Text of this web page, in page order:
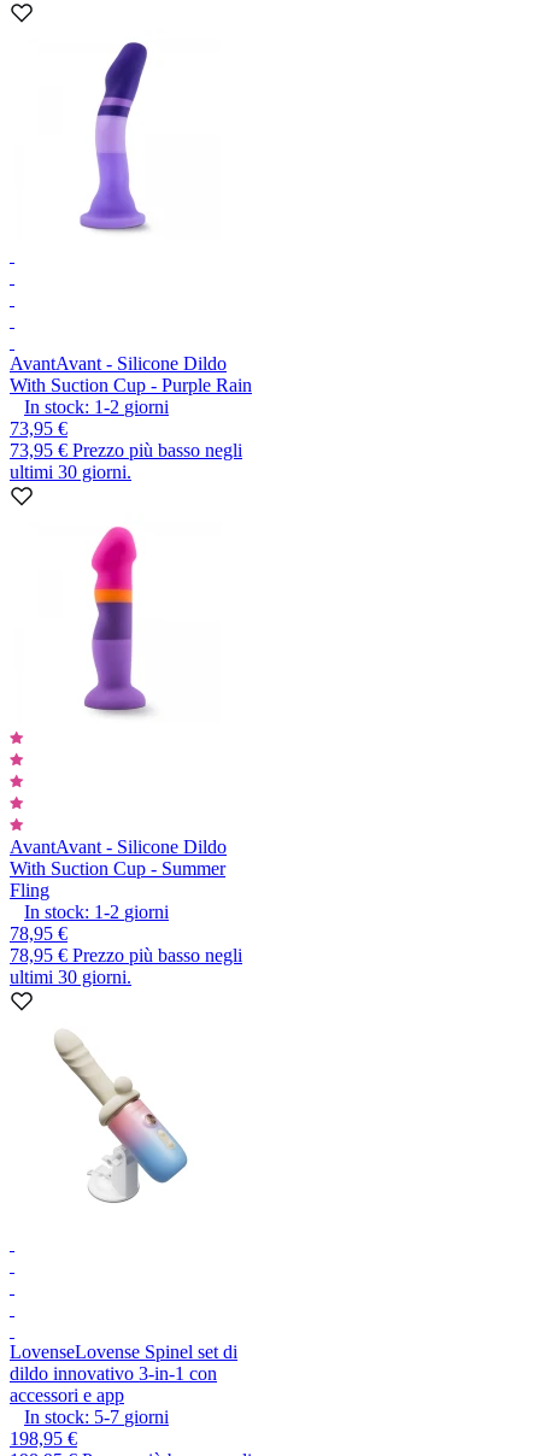
AvantAvant - Silicone Dildo
With Suction Cup - Purple Rain
In stock: 1-2 giorni
73,95 €
73,95 € Prezzo più basso negli
ultimi 30 giorni.
AvantAvant - Silicone Dildo
With Suction Cup - Summer
Fling
In stock: 1-2 giorni
78,95 €
78,95 € Prezzo più basso negli
ultimi 30 giorni.
LovenseLovense Spinel set di
dildo innovativo 3-in-1 con
accessori e app
In stock: 5-7 giorni
198,95 €